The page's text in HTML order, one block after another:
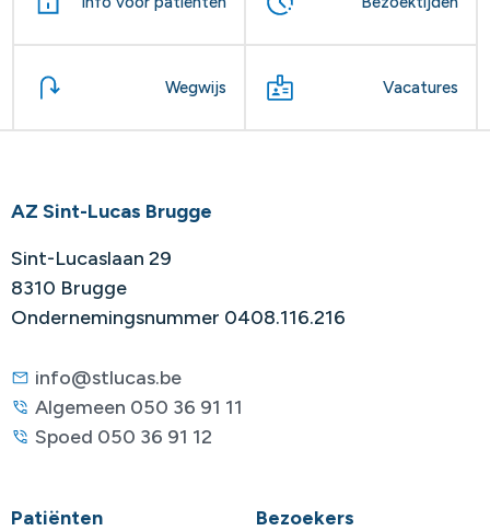
Wegwijs Vacatures
AZ Sint-Lucas Brugge
Sint-Lucaslaan 29
8310 Brugge
Ondernemingsnummer 0408.116.216
info@stlucas.be
Algemeen 050 36 91 11
Spoed 050 36 91 12
Patiënten Bezoekers